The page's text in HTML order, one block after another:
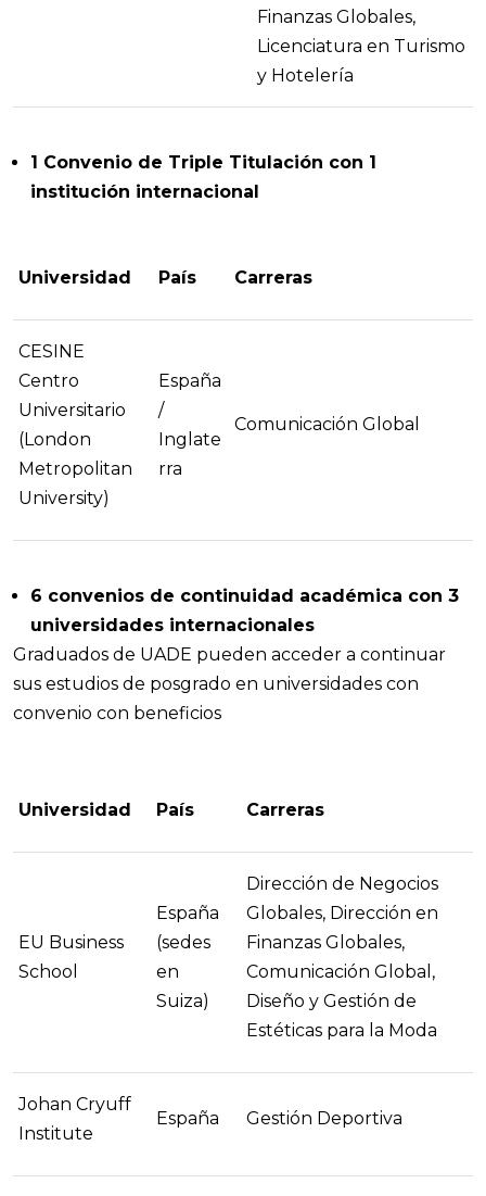
Finanzas Globales,
Licenciatura en Turismo
y Hotelería
1 Convenio de Triple Titulación con 1
institución internacional
Universidad País Carreras
CESINE
Centro
Universitario
(London
Metropolitan
University)
España
/
Inglate
rra
Comunicación Global
6 convenios de continuidad académica con 3
universidades internacionales
Graduados de UADE pueden acceder a continuar
sus estudios de posgrado en universidades con
convenio con beneficios
Universidad País Carreras
EU Business
School
España
(sedes
en
Suiza)
Dirección de Negocios
Globales, Dirección en
Finanzas Globales,
Comunicación Global,
Diseño y Gestión de
Estéticas para la Moda
Johan Cryuff
Institute
España Gestión Deportiva